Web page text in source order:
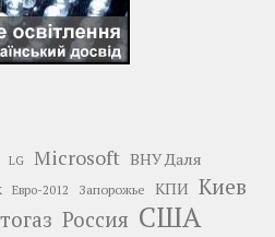
LG Microsoft ВНУ Даля
Евро-2012 Запорожье КПИ Киев
Россия США